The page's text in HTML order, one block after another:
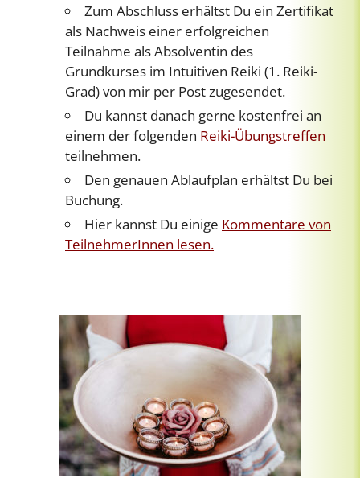
Zum Abschluss erhältst Du ein Zertifikat
als Nachweis einer erfolgreichen
Teilnahme als Absolventin des
Grundkurses im Intuitiven Reiki (1. Reiki-
Grad) von mir per Post zugesendet.
Du kannst danach gerne kostenfrei an
einem der folgenden Reiki-Übungstreffen
teilnehmen.
Den genauen Ablaufplan erhältst Du bei
Buchung.
Hier kannst Du einige Kommentare von
TeilnehmerInnen lesen.